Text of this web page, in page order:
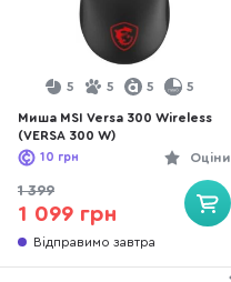
5 5 5 5
Миша MSI Versa 300 Wireless
(VERSA 300 W)
Оціни
10 грн
1 399
1 099 грн
Відправимо завтра